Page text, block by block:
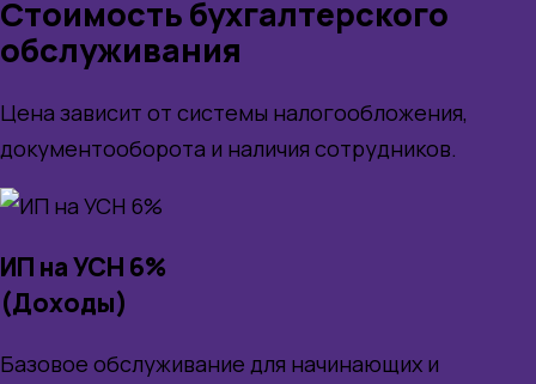
Стоимость бухгалтерского
обслуживания
Цена зависит от системы налогообложения,
документооборота и наличия сотрудников.
ИП на УСН 6%
(Доходы)
Базовое обслуживание для начинающих и